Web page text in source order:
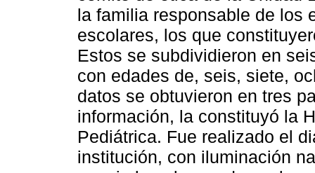
la familia responsable de los
escolares, los que
Estos se subdividieron en
con edades de, seis, siete,
datos se obtuvieron en tres
información, la constituyó la
Pediátrica. Fue realizado el
institución, con iluminación